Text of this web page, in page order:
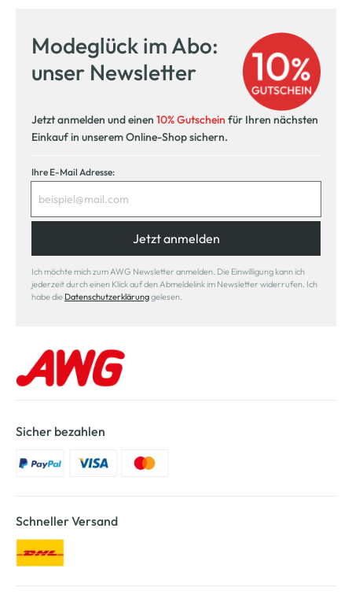
Modeglück im Abo:
unser Newsletter
Jetzt anmelden und einen 10% Gutschein für Ihren nächsten
Einkauf in unserem Online-Shop sichern.
Ihre E-Mail Adresse:
Jetzt anmelden
Ich möchte mich zum AWG Newsletter anmelden. Die Einwilligung kann ich
jederzeit durch einen Klick auf den Abmeldelink im Newsletter widerrufen. Ich
habe die Datenschutzerklärunggelesen.
Sicher bezahlen
Schneller Versand